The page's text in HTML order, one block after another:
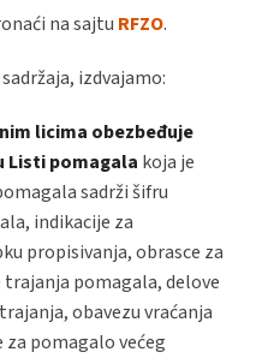
na sajtu RFZO.
izdvajamo:
licima obezbeđuje
Listi pomagala koja je
sadrži šifru
indikacije za
propisivanja, obrasce za
pomagala, delove
obavezu vraćanja
pomagalo većeg